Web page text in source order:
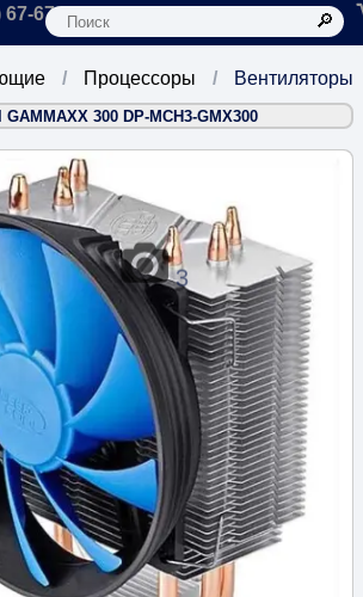
по телефону:
67-666
Вентиляторы
Процессоры
300 DP-MCH3-GMX300
3